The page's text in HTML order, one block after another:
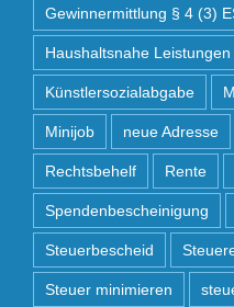
Gewinnermittlung § 4 (3)
Haushaltsnahe Leistungen
Künstlersozialabgabe
Minijob neue Adresse
Rechtsbehelf Rente
Spendenbescheinigung
Steuerbescheid
Steuer minimieren